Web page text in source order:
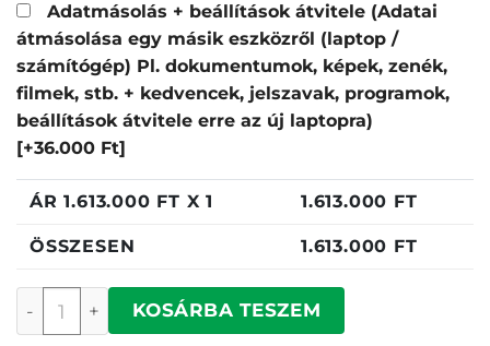
Adatmásolás + beállítások átvitele (Adatai
átmásolása egy másik eszközről (laptop /
számítógép) Pl. dokumentumok, képek, zenék,
filmek, stb. + kedvencek, jelszavak, programok,
beállítások átvitele erre az új laptopra)
[+36.000 Ft]
ÁR1.613.000 FT X 1 1.613.000 FT
ÖSSZESEN 1.613.000 FT
Apple MacBook Pro 16" (2026) Space mennyiség
KOSÁRBA TESZEM